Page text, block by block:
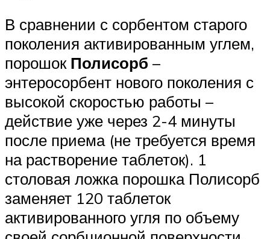
В сравнении с сорбентом старого
поколения активированным углем,
порошок Полисорб –
энтеросорбент нового поколения с
высокой скоростью работы –
действие уже через 2-4 минуты
после приема (не требуется время
на растворение таблеток). 1
столовая ложка порошка Полисорб
заменяет 120 таблеток
активированного угля по объему